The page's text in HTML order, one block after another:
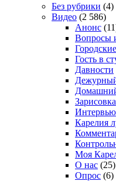
Без рубрики (4)
Видео (2 586)
Анонс
Вопросы
Гость в
Давности
Зарисовка
Интервью
Карелия
Моя
О нас (25)
Опрос (6)